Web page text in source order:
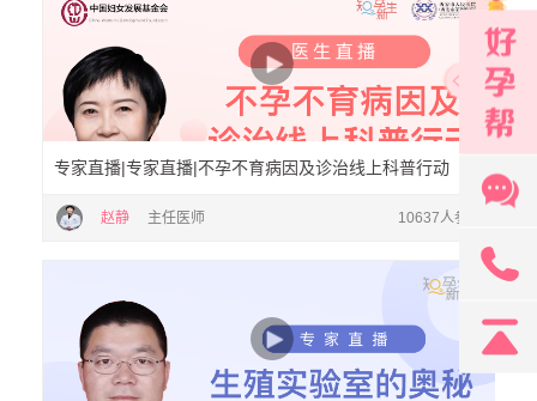
专家直播|专家直播|不孕不育病因及诊治线上科普行动
赵静 主任医师 10637人参与